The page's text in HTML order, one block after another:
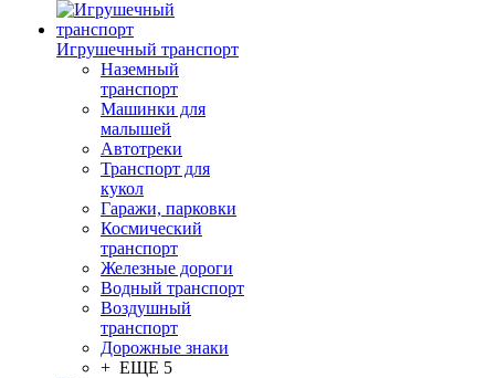
Игрушечный транспорт
Наземный
транспорт
Машинки для
малышей
Автотреки
Транспорт для
кукол
Гаражи, парковки
Космический
транспорт
Железные дороги
Водный транспорт
Воздушный
транспорт
Дорожные знаки
+ ЕЩЕ 5